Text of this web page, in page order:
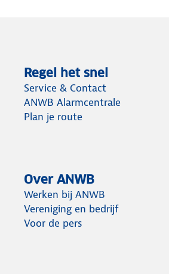
Regel het snel
Service & Contact
ANWB Alarmcentrale
Plan je route
Over ANWB
Werken bij ANWB
Vereniging en bedrijf
Voor de pers